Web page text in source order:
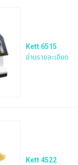
Kett 6515
อ่านรายละเอียด
Kett 4522